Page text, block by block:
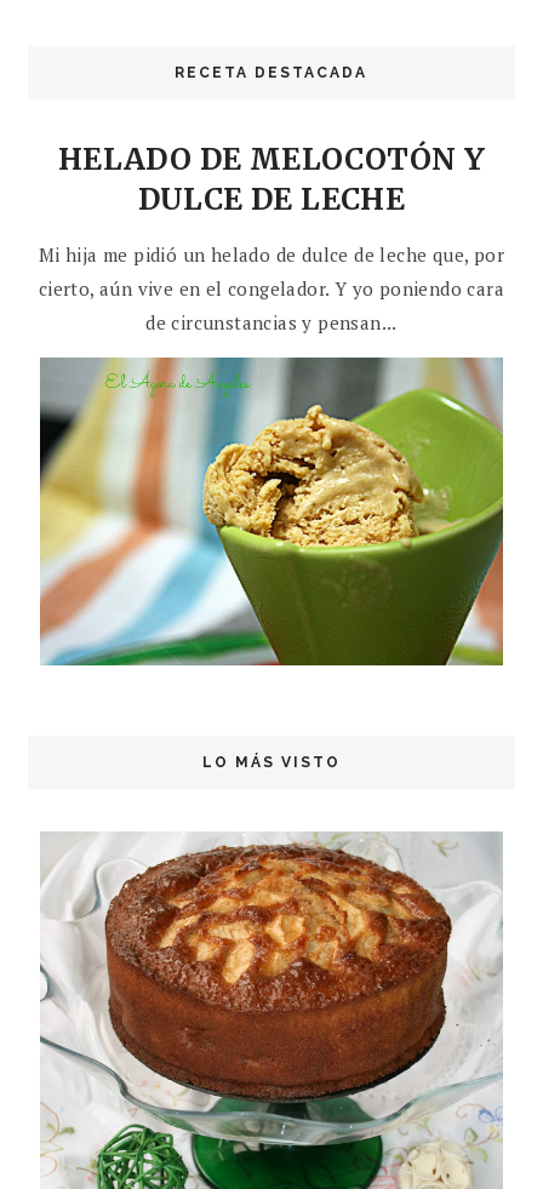
RECETA DESTACADA
HELADO DE MELOCOTÓN Y
DULCE DE LECHE
Mi hija me pidió un helado de dulce de leche que, por
cierto, aún vive en el congelador. Y yo poniendo cara
de circunstancias y pensan...
LO MÁS VISTO